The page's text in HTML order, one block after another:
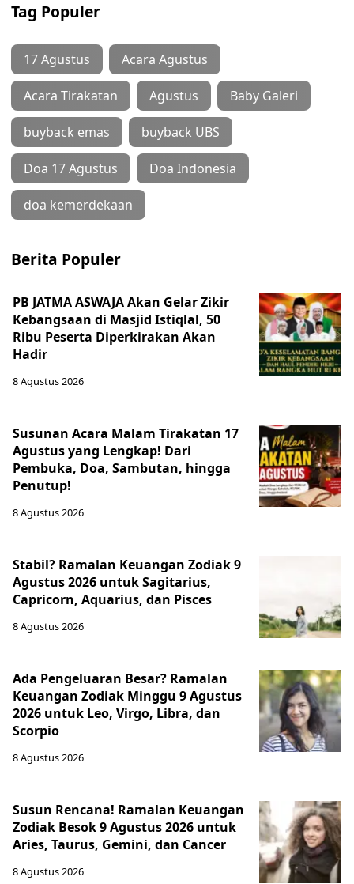
Tag Populer
17 Agustus Acara Agustus
Acara Tirakatan Agustus Baby Galeri
buyback emas buyback UBS
Doa 17 Agustus Doa Indonesia
doa kemerdekaan
Berita Populer
PB JATMA ASWAJA Akan Gelar Zikir
Kebangsaan di Masjid Istiqlal, 50
Ribu Peserta Diperkirakan Akan
Hadir
8 Agustus 2026
Susunan Acara Malam Tirakatan 17
Agustus yang Lengkap! Dari
Pembuka, Doa, Sambutan, hingga
Penutup!
8 Agustus 2026
Stabil? Ramalan Keuangan Zodiak 9
Agustus 2026 untuk Sagitarius,
Capricorn, Aquarius, dan Pisces
8 Agustus 2026
Ada Pengeluaran Besar? Ramalan
Keuangan Zodiak Minggu 9 Agustus
2026 untuk Leo, Virgo, Libra, dan
Scorpio
8 Agustus 2026
Susun Rencana! Ramalan Keuangan
Zodiak Besok 9 Agustus 2026 untuk
Aries, Taurus, Gemini, dan Cancer
8 Agustus 2026